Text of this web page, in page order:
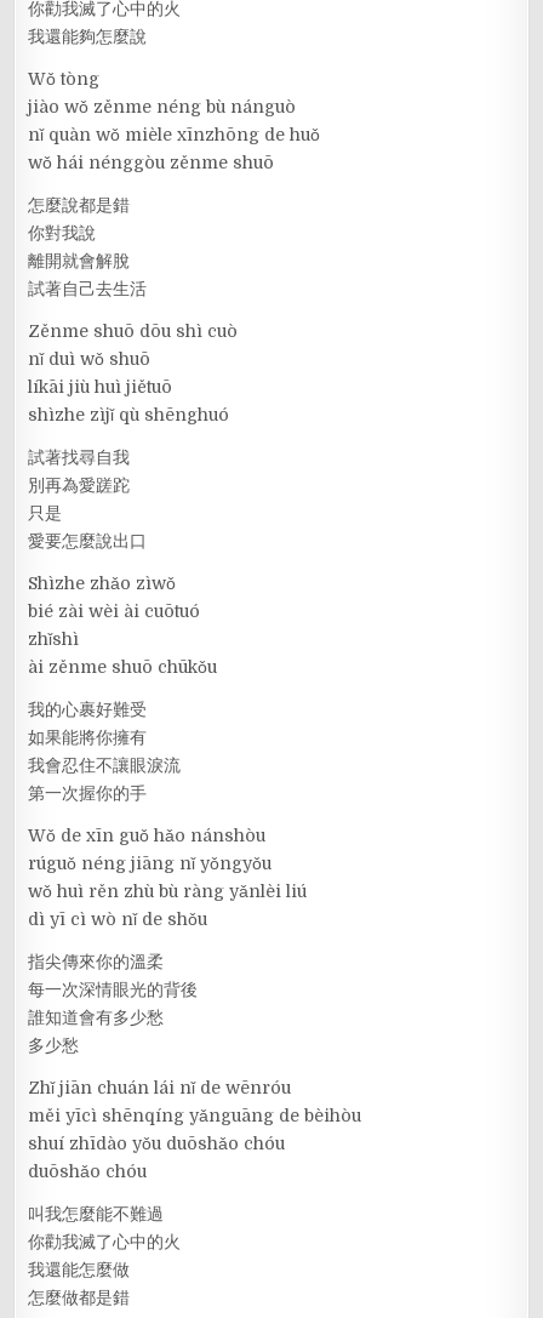
你勸我滅了心中的火
我還能夠怎麼說
Wǒ tòng
jiào wǒ zěnme néng bù nánguò
nǐ quàn wǒ mièle xīnzhōng de huǒ
wǒ hái nénggòu zěnme shuō
怎麼說都是錯
你對我說
離開就會解脫
試著自己去生活
Zěnme shuō dōu shì cuò
nǐ duì wǒ shuō
líkāi jiù huì jiětuō
shìzhe zìjǐ qù shēnghuó
試著找尋自我
別再為愛蹉跎
只是
愛要怎麼說出口
Shìzhe zhǎo zìwǒ
bié zài wèi ài cuōtuó
zhǐshì
ài zěnme shuō chūkǒu
我的心裹好難受
如果能將你擁有
我會忍住不讓眼淚流
第一次握你的手
Wǒ de xīn guǒ hǎo nánshòu
rúguǒ néng jiāng nǐ yǒngyǒu
wǒ huì rěn zhù bù ràng yǎnlèi liú
dì yī cì wò nǐ de shǒu
指尖傳來你的溫柔
每一次深情眼光的背後
誰知道會有多少愁
多少愁
Zhǐ jiān chuán lái nǐ de wēnróu
měi yīcì shēnqíng yǎnguāng de bèihòu
shuí zhīdào yǒu duōshǎo chóu
duōshǎo chóu
叫我怎麼能不難過
你勸我滅了心中的火
我還能怎麼做
怎麼做都是錯